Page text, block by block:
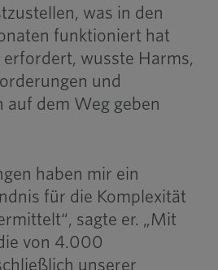
was in den
funktioniert hat
wusste Harms,
und
auf dem Weg geben
haben mir ein
für die Komplexität
sagte er. „Mit
von 4.000
unserer